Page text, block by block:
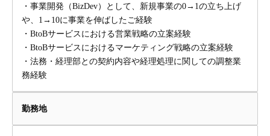
・事業開発（BizDev）として、新規事業の0→1の立ち上げ
や、1→10に事業を伸ばしたご経験
・BtoBサービスにおける営業戦略の立案経験
・BtoBサービスにおけるマーケティング戦略の立案経験
・法務・経理部との契約内容や経理処理に関しての調整業
務経験
勤務地